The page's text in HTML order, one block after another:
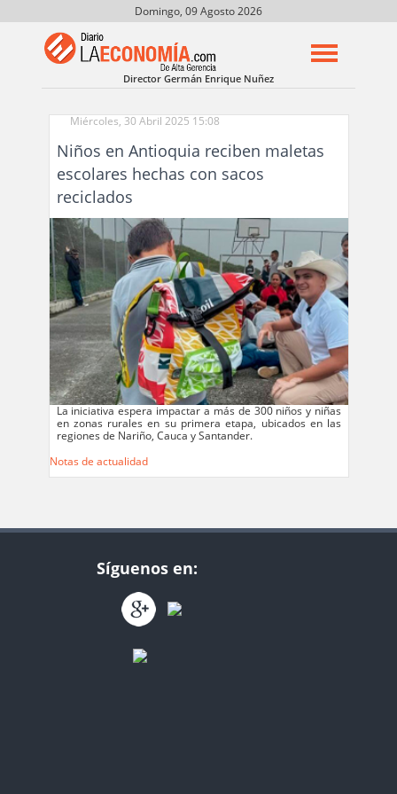
Domingo, 09 Agosto 2026
Director Germán Enrique Nuñez
Miércoles, 30 Abril 2025 15:08
Niños en Antioquia reciben maletas
escolares hechas con sacos
reciclados
La iniciativa espera impactar a más de 300 niños y niñas
en zonas rurales en su primera etapa, ubicados en las
regiones de Nariño, Cauca y Santander.
Notas de actualidad
Síguenos en: